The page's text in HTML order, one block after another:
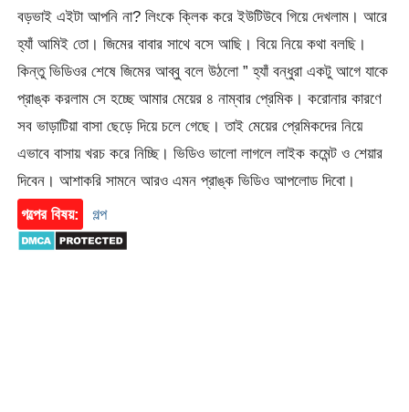
বড়ভাই এইটা আপনি না? লিংকে ক্লিক করে ইউটিউবে গিয়ে দেখলাম। আরে
হ্যাঁ আমিই তো। জিমের বাবার সাথে বসে আছি। বিয়ে নিয়ে কথা বলছি।
কিন্তু ভিডিওর শেষে জিমের আব্বু বলে উঠলো ” হ্যাঁ বন্ধুরা একটু আগে যাকে
প্রাঙ্ক করলাম সে হচ্ছে আমার মেয়ের ৪ নাম্বার প্রেমিক। করোনার কারণে
সব ভাড়াটিয়া বাসা ছেড়ে দিয়ে চলে গেছে। তাই মেয়ের প্রেমিকদের নিয়ে
এভাবে বাসায় খরচ করে নিচ্ছি। ভিডিও ভালো লাগলে লাইক কমেন্ট ও শেয়ার
দিবেন। আশাকরি সামনে আরও এমন প্রাঙ্ক ভিডিও আপলোড দিবো।
গল্পের বিষয়:
গল্প